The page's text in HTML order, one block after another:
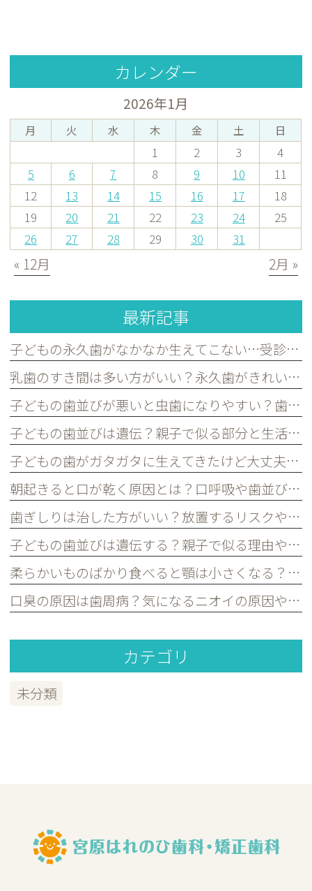
カレンダー
2026年1月
月 火 水 木 金 土 日
1 2 3
4
5
6 7 8 9 10
11
12
13 14 15 16 17
18
19
20 21 22 23 24
25
26
27 28 29 30 31
« 12月 2月 »
最新記事
子どもの永久歯がなかなか生えてこない…受診した方がよいケースを歯科医が解説｜宮原・さいたま市北区の歯医者
乳歯のすき間は多い方がいい？永久歯がきれいに並ぶために必要な理由を歯科医が解説｜宮原・さいたま市北区の歯医者
子どもの歯並びが悪いと虫歯になりやすい？歯並びとお口の健康の関係を歯科医が解説｜宮原・さいたま市北区の歯医者
子どもの歯並びは遺伝？親子で似る部分と生活習慣で変えられる部分を歯科医が解説｜宮原・さいたま市北区の歯医者
子どもの歯がガタガタに生えてきたけど大丈夫？永久歯の歯並びについて歯科医が解説｜宮原・さいたま市北区の歯医者
朝起きると口が乾く原因とは？口呼吸や歯並びとの関係を歯科医が解説｜宮原・さいたま市北区の歯医者
歯ぎしりは治した方がいい？放置するリスクや原因を歯科医が解説｜宮原・さいたま市北区の歯医者
子どもの歯並びは遺伝する？親子で似る理由や予防できるポイントを歯科医が解説｜宮原・さいたま市北区の歯医者
柔らかいものばかり食べると顎は小さくなる？子どもの歯並びとの関係を歯科医が解説｜宮原・さいたま市北区の歯医者
口臭の原因は歯周病？気になるニオイの原因や対策を歯科医が解説｜宮原・さいたま市北区の歯医者
カテゴリ
未分類